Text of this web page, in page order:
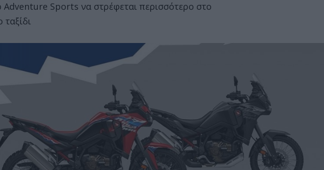
Sports να στρέφεται περισσότερο στο
ταξίδι